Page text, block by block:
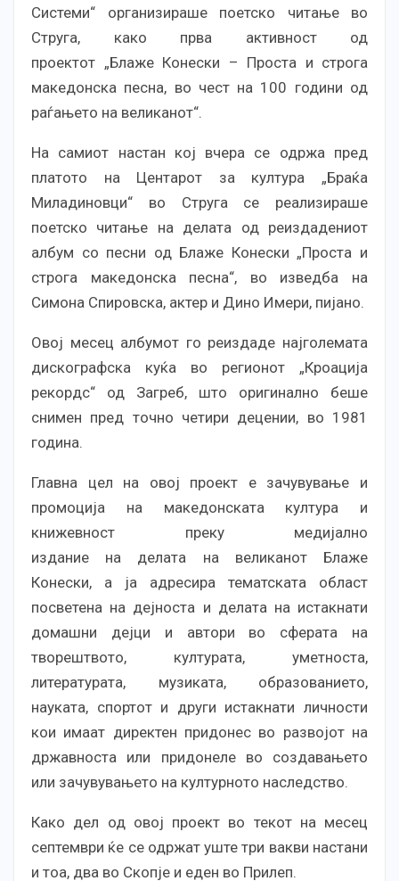
Системи“ организираше поетско читање во
Струга, како прва активност од
проектот „Блаже Конески – Проста и строга
македонска песна, во чест на 100 години од
раѓањето на великанот“.
На самиот настан кој вчера се одржа пред
платото на Центарот за култура „Браќа
Миладиновци“ во Струга се реализираше
поетско читање на делата од реиздадениот
албум со песни од Блаже Конески „Проста и
строга македонска песна“, во изведба на
Симона Спировска, актер и Дино Имери, пијано.
Овој месец албумот го реиздаде најголемата
дискографска куќа во регионот „Кроација
рекордс“ од Загреб, што оригинално беше
снимен пред точно четири децении, во 1981
година.
Главна цел на овој проект е зачувување и
промоција на македонската култура и
книжевност преку медијално
издание на делата на великанот Блаже
Конески, а ја адресира тематската област
посветена на дејноста и делата на истакнати
домашни дејци и автори во сферата на
творештвото, културата, уметноста,
литературата, музиката, образованието,
науката, спортот и други истакнати личности
кои имаат директен придонес во развојот на
државноста или придонеле во создавањето
или зачувувањето на културното наследство.
Како дел од овој проект во текот на месец
септември ќе се одржат уште три вакви настани
и тоа, два во Скопје и еден во Прилеп.